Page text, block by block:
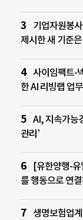
기업자원봉
제시한 새 기준은
사이임팩트-
한 AI 리빙랩 업
AI, 지속가능
관리’
[유한양행-유
를 행동으로 연
생명보험업